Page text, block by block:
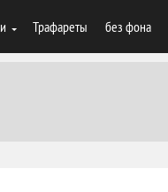
Трафареты без фона